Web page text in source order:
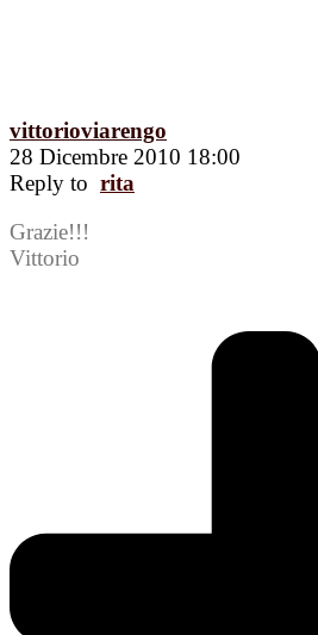
vittorioviarengo
28 Dicembre 2010 18:00
Reply to rita
Grazie!!!
Vittorio